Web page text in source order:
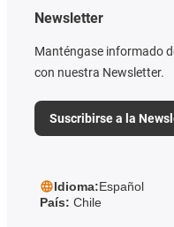
Newsletter
Manténgase informado
con nuestra Newsletter.
Suscribirse a la
Idioma:Español
País: Chile